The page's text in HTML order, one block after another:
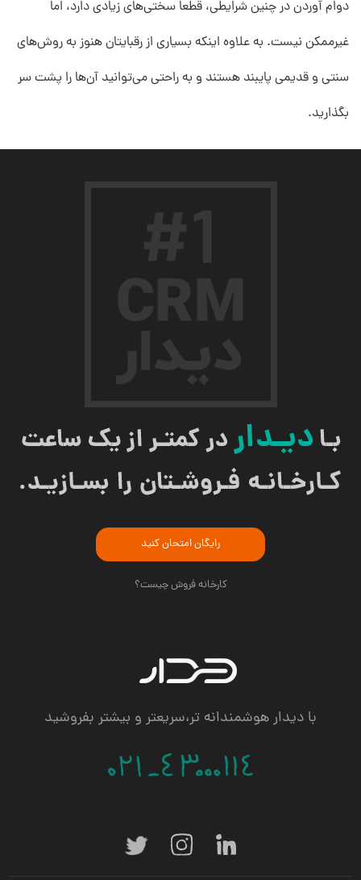
دوام آوردن در چنین شرایطی، قطعا سختی‌های زیادی دارد، اما
غیرممکن نیست. به علاوه اینکه بسیاری از رقبایتان هنوز به روش‌های
سنتی و قدیمی پایبند هستند و به راحتی می‌توانید آن‌ها را پشت سر
بگذارید.
رایگان امتحان کنید
کارخانه فروش چیست؟
با دیدار هوشمندانه تر،سریعتر و بیشتر بفروشید